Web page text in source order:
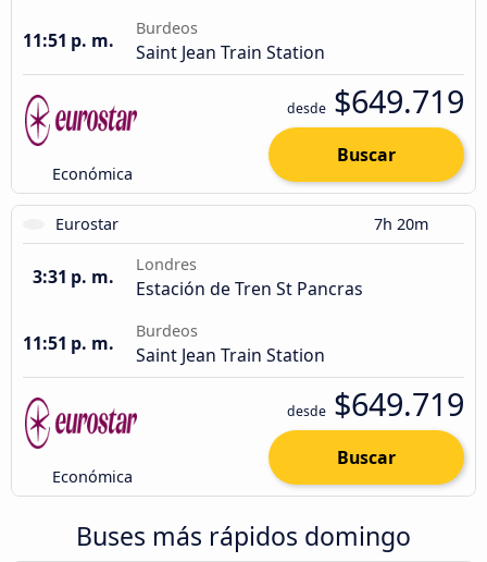
11:51 p. m.
Burdeos
Saint Jean Train Station
Económica
desde $649.719
Buscar
Eurostar 7h 20m
3:31 p. m.
Londres
Estación de Tren St Pancras
11:51 p. m.
Burdeos
Saint Jean Train Station
Económica
desde $649.719
Buscar
Buses más rápidos domingo